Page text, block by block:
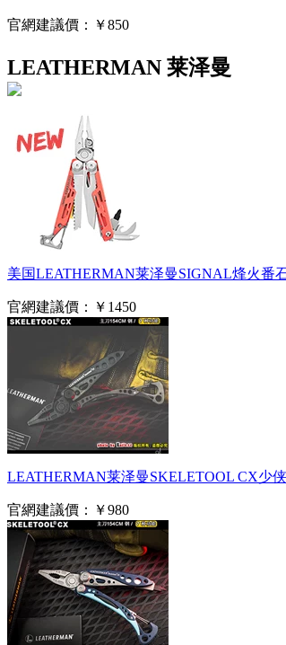
官網建議價： ￥850
LEATHERMAN 莱泽曼
美国LEATHERMAN莱泽曼SIGNAL烽火番
官網建議價： ￥1450
LEATHERMAN莱泽曼SKELETOOL CX少
官網建議價： ￥980